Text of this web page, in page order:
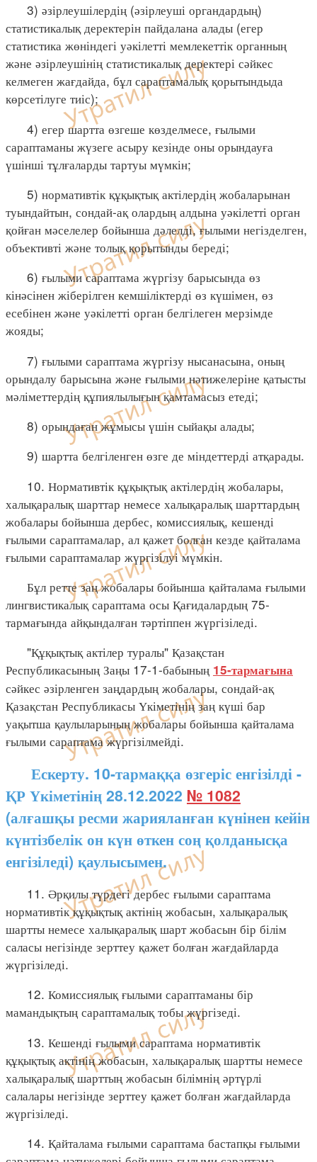
3) әзірлеушілердің (әзірлеуші органдардың)
статистикалық деректерін пайдалана алады (егер
статистика жөніндегі уәкілетті мемлекеттік органның
және әзірлеушінің статистикалық деректері сәйкес
келмеген жағдайда, бұл сараптамалық қорытындыда
көрсетілуге тиіс);
4) егер шартта өзгеше көзделмесе, ғылыми
сараптаманы жүзеге асыру кезінде оны орындауға
үшінші тұлғаларды тартуы мүмкін;
5) нормативтік құқықтық актілердің жобаларынан
туындайтын, сондай-ақ олардың алдына уәкілетті орган
қойған мәселелер бойынша дәлелді, ғылыми негізделген,
объективті және толық қорытынды береді;
6) ғылыми сараптама жүргізу барысында өз
кінәсінен жіберілген кемшіліктерді өз күшімен, өз
есебінен және уәкілетті орган белгілеген мерзімде
жояды;
7) ғылыми сараптама жүргізу нысанасына, оның
орындалу барысына және ғылыми нәтижелеріне қатысты
мәліметтердің құпиялылығын қамтамасыз етеді;
8) орындаған жұмысы үшін сыйақы алады;
9) шартта белгіленген өзге де міндеттерді атқарады.
10. Нормативтік құқықтық актілердің жобалары,
халықаралық шарттар немесе халықаралық шарттардың
жобалары бойынша дербес, комиссиялық, кешенді
ғылыми сараптамалар, ал қажет болған кезде қайталама
ғылыми сараптамалар жүргізілуі мүмкін.
Бұл ретте заң жобалары бойынша қайталама ғылыми
лингвистикалық сараптама осы Қағидалардың 75-
тармағында айқындалған тәртіппен жүргізіледі.
"Құқықтық актілер туралы" Қазақстан
Республикасының Заңы 17-1-бабының 15-тармағына
сәйкес әзірленген заңдардың жобалары, сондай-ақ
Қазақстан Республикасы Үкіметінің заң күші бар
уақытша қаулыларының жобалары бойынша қайталама
ғылыми сараптама жүргізілмейді.
Ескерту. 10-тармаққа өзгеріс енгізілді -
ҚР Үкіметінің 28.12.2022 № 1082
(алғашқы ресми жарияланған күнінен кейін
күнтізбелік он күн өткен соң қолданысқа
енгізіледі) қаулысымен.
11. Әрқилы түрдегі дербес ғылыми сараптама
нормативтік құқықтық актінің жобасын, халықаралық
шартты немесе халықаралық шарт жобасын бір білім
саласы негізінде зерттеу қажет болған жағдайларда
жүргізіледі.
12. Комиссиялық ғылыми сараптаманы бір
мамандықтың сараптамалық тобы жүргізеді.
13. Кешенді ғылыми сараптама нормативтік
құқықтық актінің жобасын, халықаралық шартты немесе
халықаралық шарттың жобасын білімнің әртүрлі
салалары негізінде зерттеу қажет болған жағдайларда
жүргізіледі.
14. Қайталама ғылыми сараптама бастапқы ғылыми